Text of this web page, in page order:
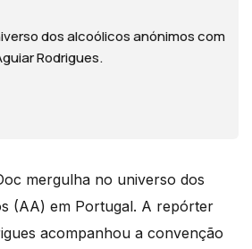
dos alcoólicos anónimos com
Rodrigues.
mergulha no universo dos
(AA) em Portugal. A repórter
acompanhou a convenção